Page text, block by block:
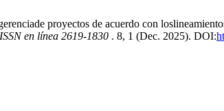
proyectos de acuerdo con
en línea 2619-1830 . 8, 1 (Dec. 2025). DOI: